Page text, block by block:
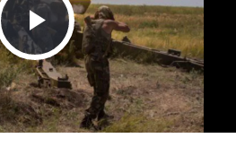
Play Video